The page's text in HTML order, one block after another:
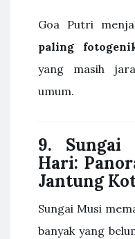
Goa Putri
paling
yang masih
umum.
9. Sungai
Hari:
Jantung
Sungai Musi
banyak yang